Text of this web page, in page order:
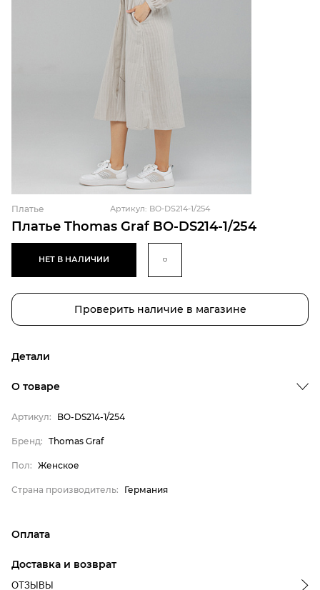
Платье Thomas Graf BO-DS214-1/254
Платье Артикул: BO-DS214-1/254
НЕТ В НАЛИЧИИ
Проверить наличие в магазине
Детали
Страна производитель
О товаре
Артикул: BO-DS214-1/254
Бренд: Thomas Graf
Пол: Женское
Страна производитель: Германия
Оплата
магазина
Доставка и возврат
ОТЗЫВЫ